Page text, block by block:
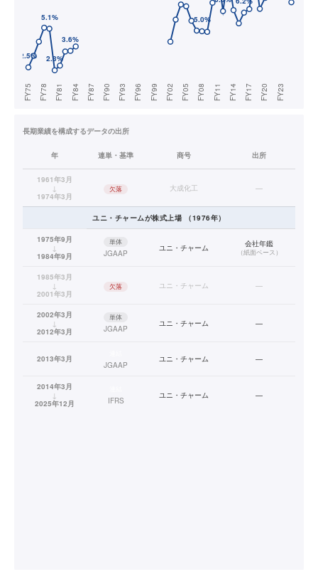
長期業績を構成するデータの出所
年 連単・基準 商号 出所
1961年3月
↓
1974年3月
欠落 大成化工 —
ユニ・チャームが株式上場 （1976年）
1975年9月
↓
1984年9月
単体
JGAAP
ユニ・チャーム 会社年鑑
（紙面ベース）
1985年3月
↓
2001年3月
欠落 ユニ・チャーム —
2002年3月
↓
2012年3月
単体
JGAAP
ユニ・チャーム —
2013年3月
JGAAP
ユニ・チャーム —
2014年3月
↓
2025年12月
IFRS
ユニ・チャーム —